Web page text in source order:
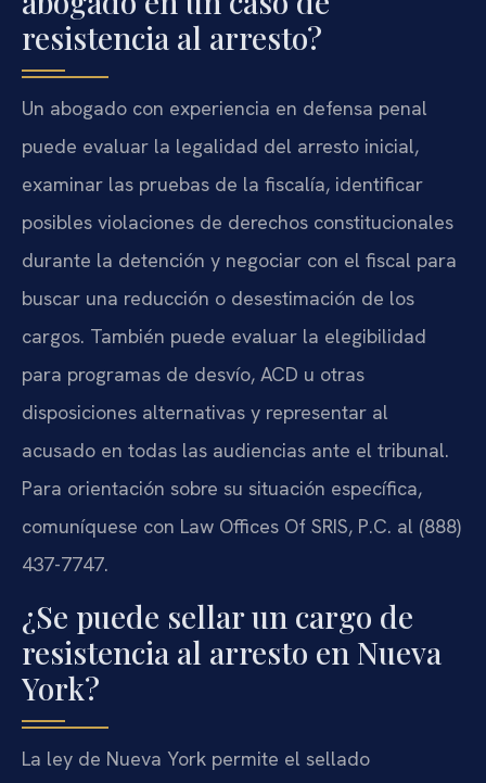
resistencia al arresto?
Un abogado con experiencia en defensa penal
puede evaluar la legalidad del arresto inicial,
examinar las pruebas de la fiscalía, identificar
posibles violaciones de derechos constitucionales
durante la detención y negociar con el fiscal para
buscar una reducción o desestimación de los
cargos. También puede evaluar la elegibilidad
para programas de desvío, ACD u otras
disposiciones alternativas y representar al
acusado en todas las audiencias ante el tribunal.
Para orientación sobre su situación específica,
comuníquese con Law Offices Of SRIS, P.C. al (888)
437-7747.
¿Se puede sellar un cargo de
resistencia al arresto en Nueva
York?
La ley de Nueva York permite el sellado